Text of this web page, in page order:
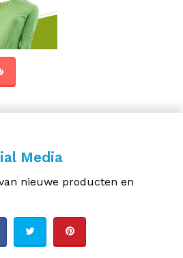
Media
nieuwe producten en